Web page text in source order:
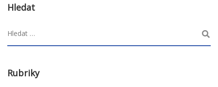
Hledat
Rubriky